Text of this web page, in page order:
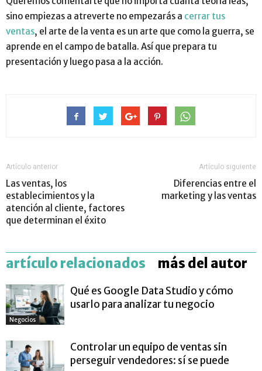
sino empiezas a atreverte no empezarás a cerrar tus
ventas, el arte de la venta es un arte que como la guerra, se
aprende en el campo de batalla. Así que prepara tu
presentación y luego pasa a la acción.
Artículo anterior
Las ventas, los
establecimientos y la
atención al cliente, factores
que determinan el éxito
Artículo siguiente
Diferencias entre el
marketing y las ventas
artículo relacionados más del autor
Negocios
Qué es Google Data Studio y cómo
usarlo para analizar tu negocio
Controlar un equipo de ventas sin
perseguir vendedores: sí se puede